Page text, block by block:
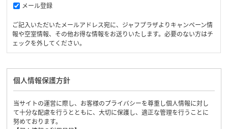
メール登録
ご記入いただいたメールアドレス宛に、ジャフプラザよりキャンペーン情
報や空室情報、その他お得な情報をお送りいたします。必要のない方はチ
ェックを外してください。
個人情報保護方針
当サイトの運営に際し、お客様のプライバシーを尊重し個人情報に対し
て十分な配慮を行うとともに、大切に保護し、適正な管理を行うことに
努めております。